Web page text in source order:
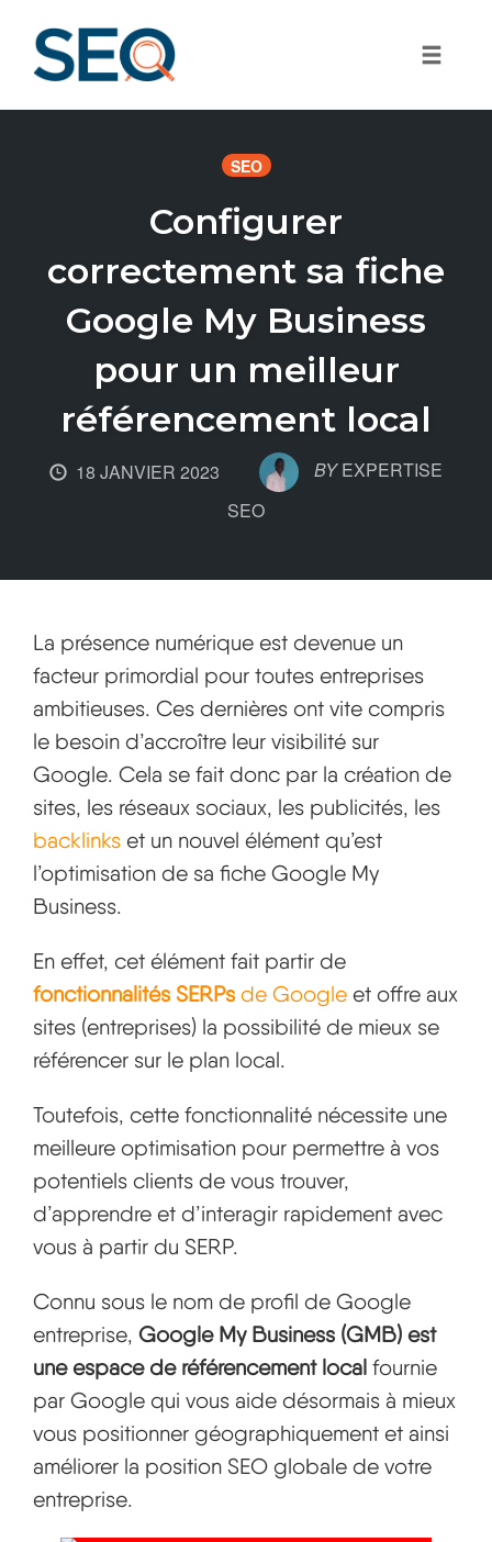
SEO
Configurer
correctement sa fiche
Google My Business
pour un meilleur
référencement local
18 JANVIER 2023 BY EXPERTISE
SEO
La présence numérique est devenue un
facteur primordial pour toutes entreprises
ambitieuses. Ces dernières ont vite compris
le besoin d’accroître leur visibilité sur
Google. Cela se fait donc par la création de
sites, les réseaux sociaux, les publicités, les
backlinks et un nouvel élément qu’est
l’optimisation de sa fiche Google My
Business.
En effet, cet élément fait partir de
fonctionnalités SERPs de Google et offre aux
sites (entreprises) la possibilité de mieux se
référencer sur le plan local.
Toutefois, cette fonctionnalité nécessite une
meilleure optimisation pour permettre à vos
potentiels clients de vous trouver,
d’apprendre et d’interagir rapidement avec
vous à partir du SERP.
Connu sous le nom de profil de Google
entreprise, Google My Business (GMB) est
une espace de référencement local fournie
par Google qui vous aide désormais à mieux
vous positionner géographiquement et ainsi
améliorer la position SEO globale de votre
entreprise.